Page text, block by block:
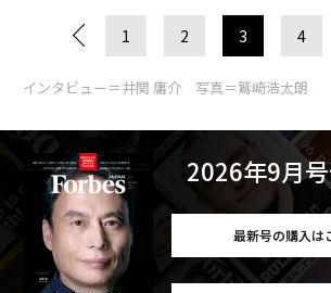
1 2 3 4
インタビュー＝井関 庸介 写真＝鷲崎浩太朗
2026年9月
最新号の購入は